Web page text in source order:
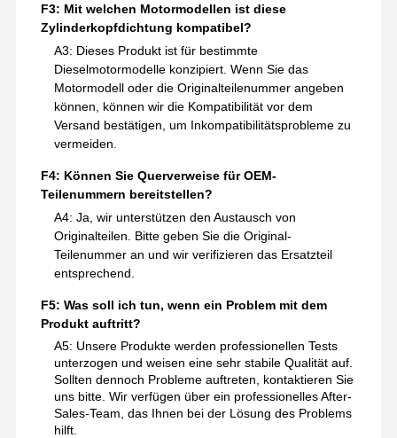
F3: Mit welchen Motormodellen ist diese
Zylinderkopfdichtung kompatibel?
A3: Dieses Produkt ist für bestimmte
Dieselmotormodelle konzipiert. Wenn Sie das
Motormodell oder die Originalteilenummer angeben
können, können wir die Kompatibilität vor dem
Versand bestätigen, um Inkompatibilitätsprobleme zu
vermeiden.
F4: Können Sie Querverweise für OEM-
Teilenummern bereitstellen?
A4: Ja, wir unterstützen den Austausch von
Originalteilen. Bitte geben Sie die Original-
Teilenummer an und wir verifizieren das Ersatzteil
entsprechend.
F5: Was soll ich tun, wenn ein Problem mit dem
Produkt auftritt?
A5: Unsere Produkte werden professionellen Tests
unterzogen und weisen eine sehr stabile Qualität auf.
Sollten dennoch Probleme auftreten, kontaktieren Sie
uns bitte. Wir verfügen über ein professionelles After-
Sales-Team, das Ihnen bei der Lösung des Problems
hilft.